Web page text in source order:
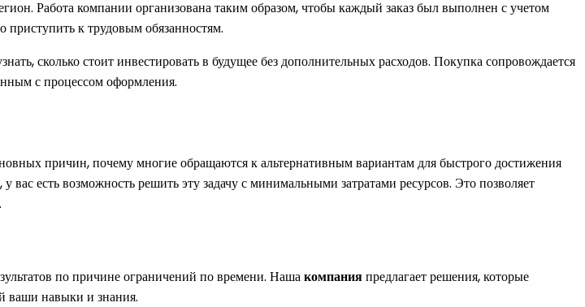
Работа компании организована таким образом, чтобы каждый заказ был выполнен с учетом
приступить к трудовым обязанностям.
сколько стоит инвестировать в будущее без дополнительных расходов. Покупка сопровождается
с процессом оформления.
причин, почему многие обращаются к альтернативным вариантам для быстрого достижения
есть возможность решить эту задачу с минимальными затратами ресурсов. Это позволяет
по причине ограничений по времени. Нашакомпанияпредлагает решения, которые
ваши навыки и знания.